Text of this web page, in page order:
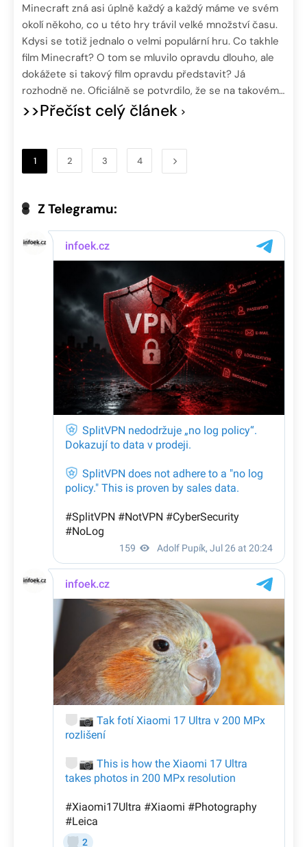
Minecraft zná asi úplně každý a každý máme ve svém
okolí někoho, co u této hry trávil velké množství času.
Kdysi se totiž jednalo o velmi populární hru. Co takhle
film Minecraft? O tom se mluvilo opravdu dlouho, ale
dokážete si takový film opravdu představit? Já
rozhodně ne. Oficiálně se potvrdilo, že se na takovém…
>>Přečíst celý článek
1 2 3 4
Z Telegramu: